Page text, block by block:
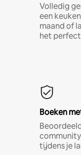
Volledig
een
maand of
het
Boeken
tijdens je